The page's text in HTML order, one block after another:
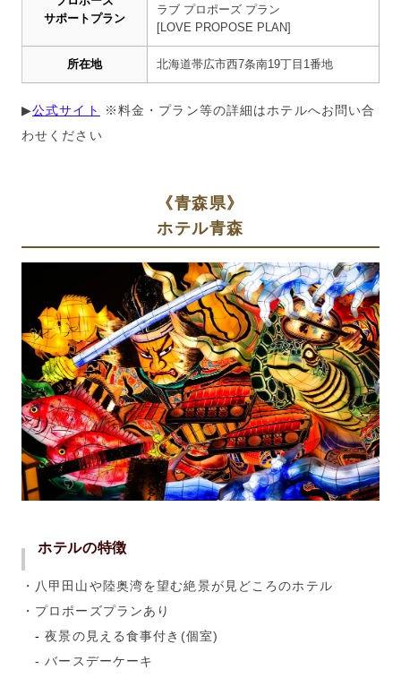
サポートプラン
ラブ プロポーズ プラン
[LOVE PROPOSE PLAN]
所在地 北海道帯広市西7条南19丁目1番地
▶︎公式サイト
※料金・プラン等の詳細はホテルへお問い合
わせください
《青森県》
ホテル青森
ホテルの特徴
・八甲田山や陸奥湾を望む絶景が見どころのホテル
・プロポーズプランあり
-夜景の見える食事付き(個室)
- バースデーケーキ